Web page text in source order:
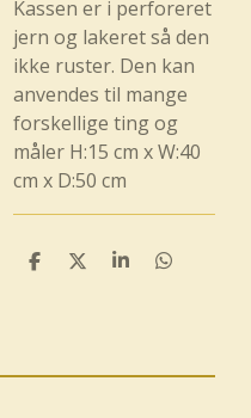
Kassen er i perforeret
jern og lakeret så den
ikke ruster. Den kan
anvendes til mange
forskellige ting og
måler H:15 cm x W:40
cm x D:50 cm
D
D
D
D